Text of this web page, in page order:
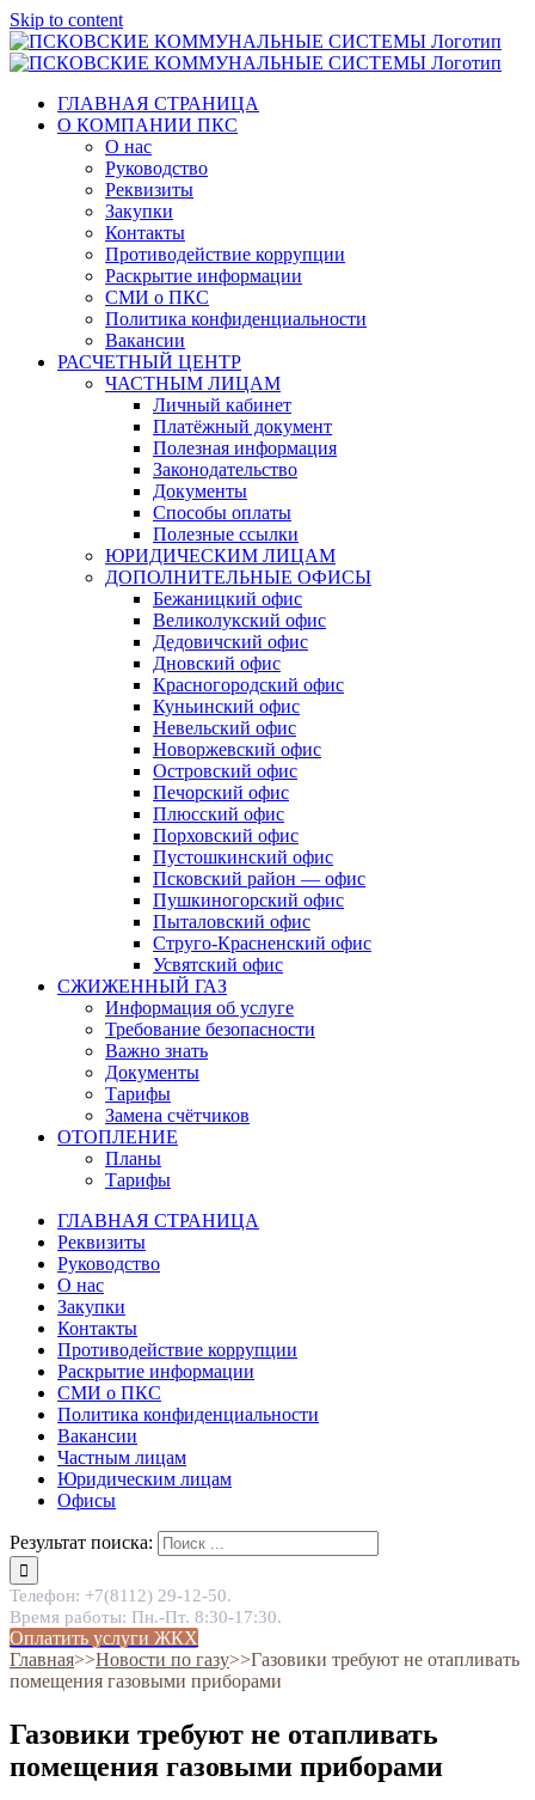
Skip to content
ГЛАВНАЯ СТРАНИЦА
О КОМПАНИИ ПКС
О нас
Руководство
Реквизиты
Закупки
Контакты
Противодействие коррупции
Раскрытие информации
СМИ о ПКС
Политика конфиденциальности
Вакансии
РАСЧЕТНЫЙ ЦЕНТР
ЧАСТНЫМ ЛИЦАМ
Личный кабинет
Платёжный документ
Полезная информация
Законодательство
Документы
Способы оплаты
Полезные ссылки
ЮРИДИЧЕСКИМ ЛИЦАМ
ДОПОЛНИТЕЛЬНЫЕ ОФИСЫ
Бежаницкий офис
Великолукский офис
Дедовичский офис
Дновский офис
Красногородский офис
Куньинский офис
Невельский офис
Новоржевский офис
Островский офис
Печорский офис
Плюсский офис
Порховский офис
Пустошкинский офис
Псковский район — офис
Пушкиногорский офис
Пыталовский офис
Струго-Красненский офис
Усвятский офис
СЖИЖЕННЫЙ ГАЗ
Информация об услуге
Требование безопасности
Важно знать
Документы
Тарифы
Замена счётчиков
ОТОПЛЕНИЕ
Планы
Тарифы
ГЛАВНАЯ СТРАНИЦА
Реквизиты
Руководство
О нас
Закупки
Контакты
Противодействие коррупции
Раскрытие информации
СМИ о ПКС
Политика конфиденциальности
Вакансии
Частным лицам
Юридическим лицам
Офисы
Результат поиска:
Телефон: +7(8112) 29-12-50.
Время работы: Пн.-Пт. 8:30-17:30.
Оплатить услуги ЖКХ
Главная˃˃Новости по газу˃˃Газовики требуют не отапливать
помещения газовыми приборами
Газовики требуют не отапливать
помещения газовыми приборами